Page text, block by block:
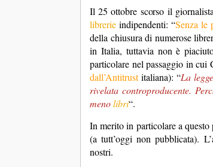
Il 25 ottobre scorso il
librerie indipendenti: “Senza le
della chiusura di numerose
in Italia, tuttavia non è
particolare nel passaggio in cui
dall’Antitrustitaliana): “La
rivelata controproducente.
menolibri“.
In merito in particolare a
(a tutt’oggi non pubblicata).
nostri.